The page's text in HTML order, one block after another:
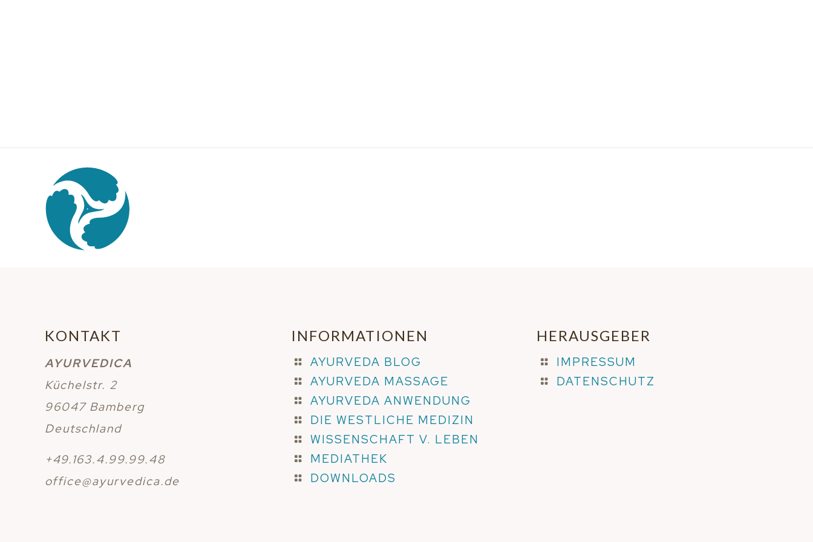
KONTAKT
AYURVEDICA
Küchelstr. 2
96047 Bamberg
Deutschland
+49.163.4.99.99.48
office@ayurvedica.de
INFORMATIONEN
AYURVEDA BLOG
AYURVEDA MASSAGE
AYURVEDA ANWENDUNG
DIE WESTLICHE MEDIZIN
WISSENSCHAFT V. LEBEN
MEDIATHEK
DOWNLOADS
HERAUSGEBER
IMPRESSUM
DATENSCHUTZ